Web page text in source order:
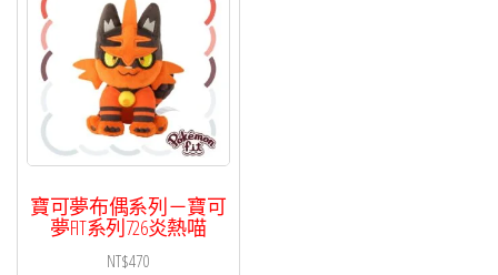
寶可夢布偶系列－寶可
夢FIT系列726炎熱喵
NT$470